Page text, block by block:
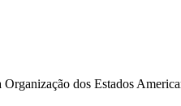
dos Estados